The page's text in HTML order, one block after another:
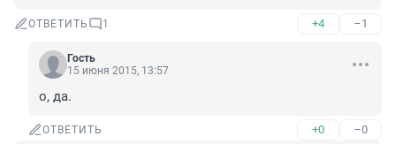
ОТВЕТИТЬ 1 +4 –1
Гость
15 июня 2015, 13:57
о, да.
ОТВЕТИТЬ +0 –0